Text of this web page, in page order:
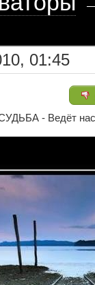
01:45
- Ведёт